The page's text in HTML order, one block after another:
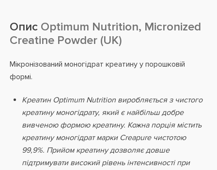
Опис Optimum Nutrition, Micronized
Creatine Powder (UK)
Мікронізований моногідрат креатину у порошковій
формі.
Креатин Optimum Nutrition виробляється з чистого
креатину моногідрату, який є найбільш добре
вивченою формою креатину. Кожна порція містить
креатину моногідрат марки Creapure чистотою
99,9%. Прийом креатину дозволяє довше
підтримувати високий рівень інтенсивності при